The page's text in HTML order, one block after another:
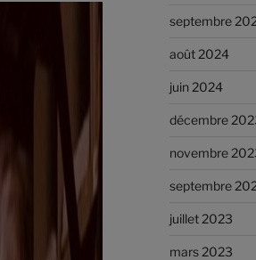
septembre
août 2024
juin 2024
décembre
novembre
septembre
juillet 2023
mars 2023